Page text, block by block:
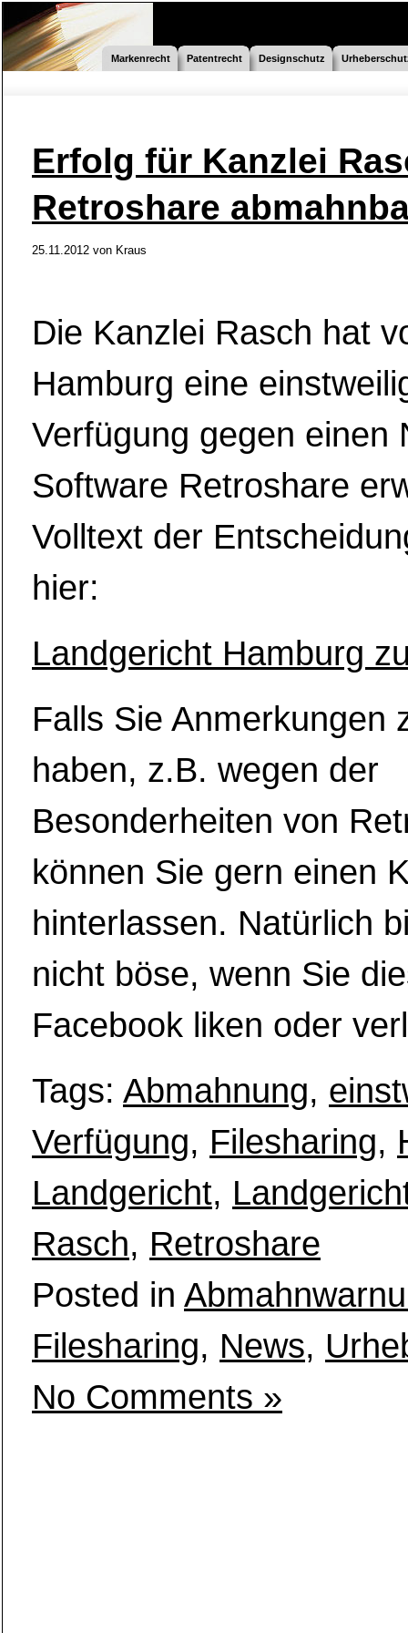
Markenrecht Patentrecht Designschutz
Erfolg für Kanzlei
Retroshare
25.11.2012 von Kraus
Die Kanzlei Rasch hat
Hamburg eine
Verfügung gegen einen
Software Retroshare
Volltext der
hier:
Landgericht Hamburg
Falls Sie Anmerkungen
haben, z.B. wegen der
Besonderheiten von
können Sie gern einen
hinterlassen. Natürlich
nicht böse, wenn Sie
Facebook liken oder
Tags: Abmahnung,
Verfügung, Filesharing,
Landgericht,
Rasch, Retroshare
Posted in
Filesharing, News,
No Comments »